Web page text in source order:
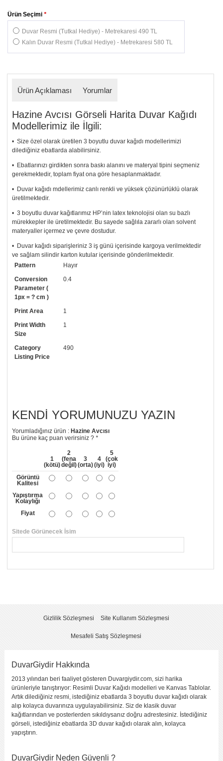
*
Ürün Seçimi
Duvar Resmi (Tutkal Hediye) - Metrekaresi 490 TL
Kalın Duvar Resmi (Tutkal Hediye) - Metrekaresi 580 TL
Ürün Açıklaması Yorumlar
Hazine Avcısı Görseli Harita Duvar Kağıdı
Modellerimiz ile İlgili:
• Size özel olarak üretilen 3 boyutlu duvar kağıdı modellerimizi
dilediğiniz ebatlarda alabilirsiniz.
• Ebatlarınızı girdikten sonra baskı alanını ve materyal tipini seçmeniz
gerekmektedir, toplam fiyat ona göre hesaplanmaktadır.
• Duvar kağıdı mdellerimiz canlı renkli ve yüksek çözünürlüklü olarak
üretilmektedir.
• 3 boyutlu duvar kağıtlarımız HP’nin latex teknolojisi olan su bazlı
mürekkepler ile üretilmektedir. Bu sayede sağlıla zararlı olan solvent
materyaller içermez ve çevre dostudur.
• Duvar kağıdı siparişleriniz 3 iş günü içerisinde kargoya verilmektedir
ve sağlam silindir karton kutular içerisinde gönderilmektedir.
• Tutkalınız, siparişiniz ile birlikte ücretsiz olarak gönderilecektir.
Uygulaması standart duvar kağıdı ile aynıdır. Siparişiniz ile birlikte
uygulama kılavuzu da gönderilecektir.
arayıp talebinizi iletebilirsiniz.
• Görselde düzenleme yaptırmak istiyorsanız yine bize telefon
numaramızdan ulaşabilirsiniz.
Pattern
Hayır
Conversion
Parameter (
1px = ? cm )
0.4
Print Area
1
Print Width
Size
1
Category
Listing Price
490
KENDI YORUMUNUZU YAZIN
Yorumladığınız ürün : Hazine Avcısı
Bu ürüne kaç puan verirsiniz ?*
1
(kötü)
2
(fena
değil)
3
(orta)
4
(iyi)
5
(çok
iyi)
Görüntü
Kalitesi
Yapıştırma
Kolaylığı
Fiyat
Sitede Görünecek İsim
Yorumu Gönder
Gizlilik Sözleşmesi Site Kullanım Sözleşmesi
Mesafeli Satış Sözleşmesi
DuvarGiydir Hakkında
2013 yılından beri faaliyet gösteren Duvargiydir.com, sizi harika
ürünleriyle tanıştırıyor: Resimli Duvar Kağıdı modelleri ve Kanvas Tablolar.
Artık dilediğiniz resmi, istediğiniz ebatlarda 3 boyutlu duvar kağıdı olarak
alıp kolayca duvarınıza uygulayabilirsiniz. Siz de klasik duvar
kağıtlarından ve posterlerden sıkıldıysanız doğru adrestesiniz. İstediğiniz
görseli, istediğiniz ebatlarda 3D duvar kağıdı olarak alın, kolayca
yapıştırın.
DuvarGiydir Neden Güvenli ?